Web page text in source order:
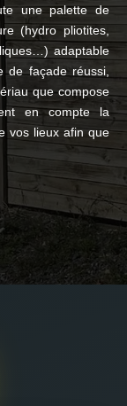
une palette de
(hydro pliotites,
adaptable
de façade réussi,
que compose
en compte la
vos lieux afin que